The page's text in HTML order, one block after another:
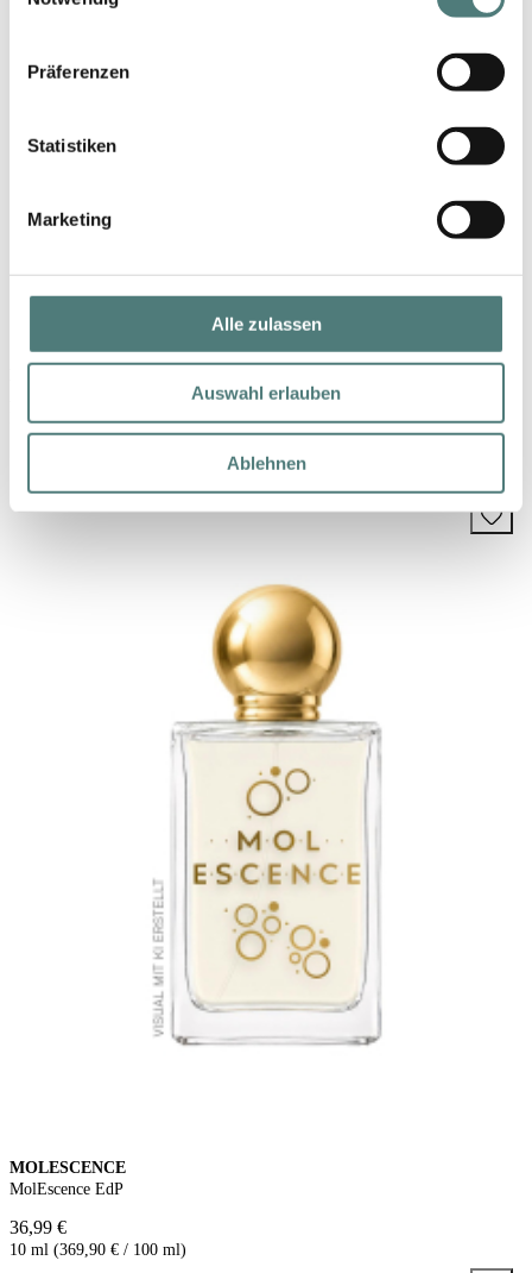
Präferenzen
Statistiken
Marketing
Alle zulassen
Auswahl erlauben
Ablehnen
Arabians Tonka Eau de Parfum
EdP Spray
MOLESCENCE
MolEscence EdP
36,99 €
10 ml (369,90 € / 100 ml)